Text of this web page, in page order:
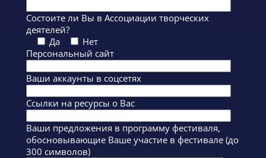
Состоите ли Вы в Ассоциации творческих
деятелей?
Да
Нет
Персональный сайт
Ваши аккаунты в соцсетях
Ссылки на ресурсы о Вас
Ваши предложения в программу фестиваля,
обосновывающие Ваше участие в фестивале (до
300 символов)